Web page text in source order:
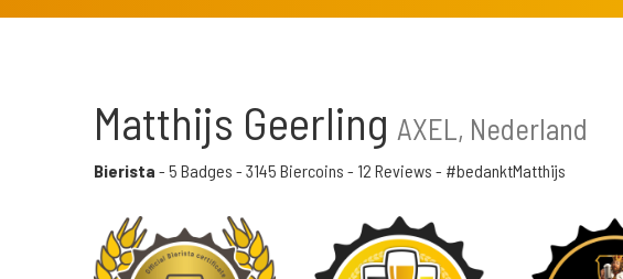
Matthijs Geerling AXEL, Nederland
Bierista - 5 Badges - 3145 Biercoins - 12 Reviews - #bedanktMatthijs